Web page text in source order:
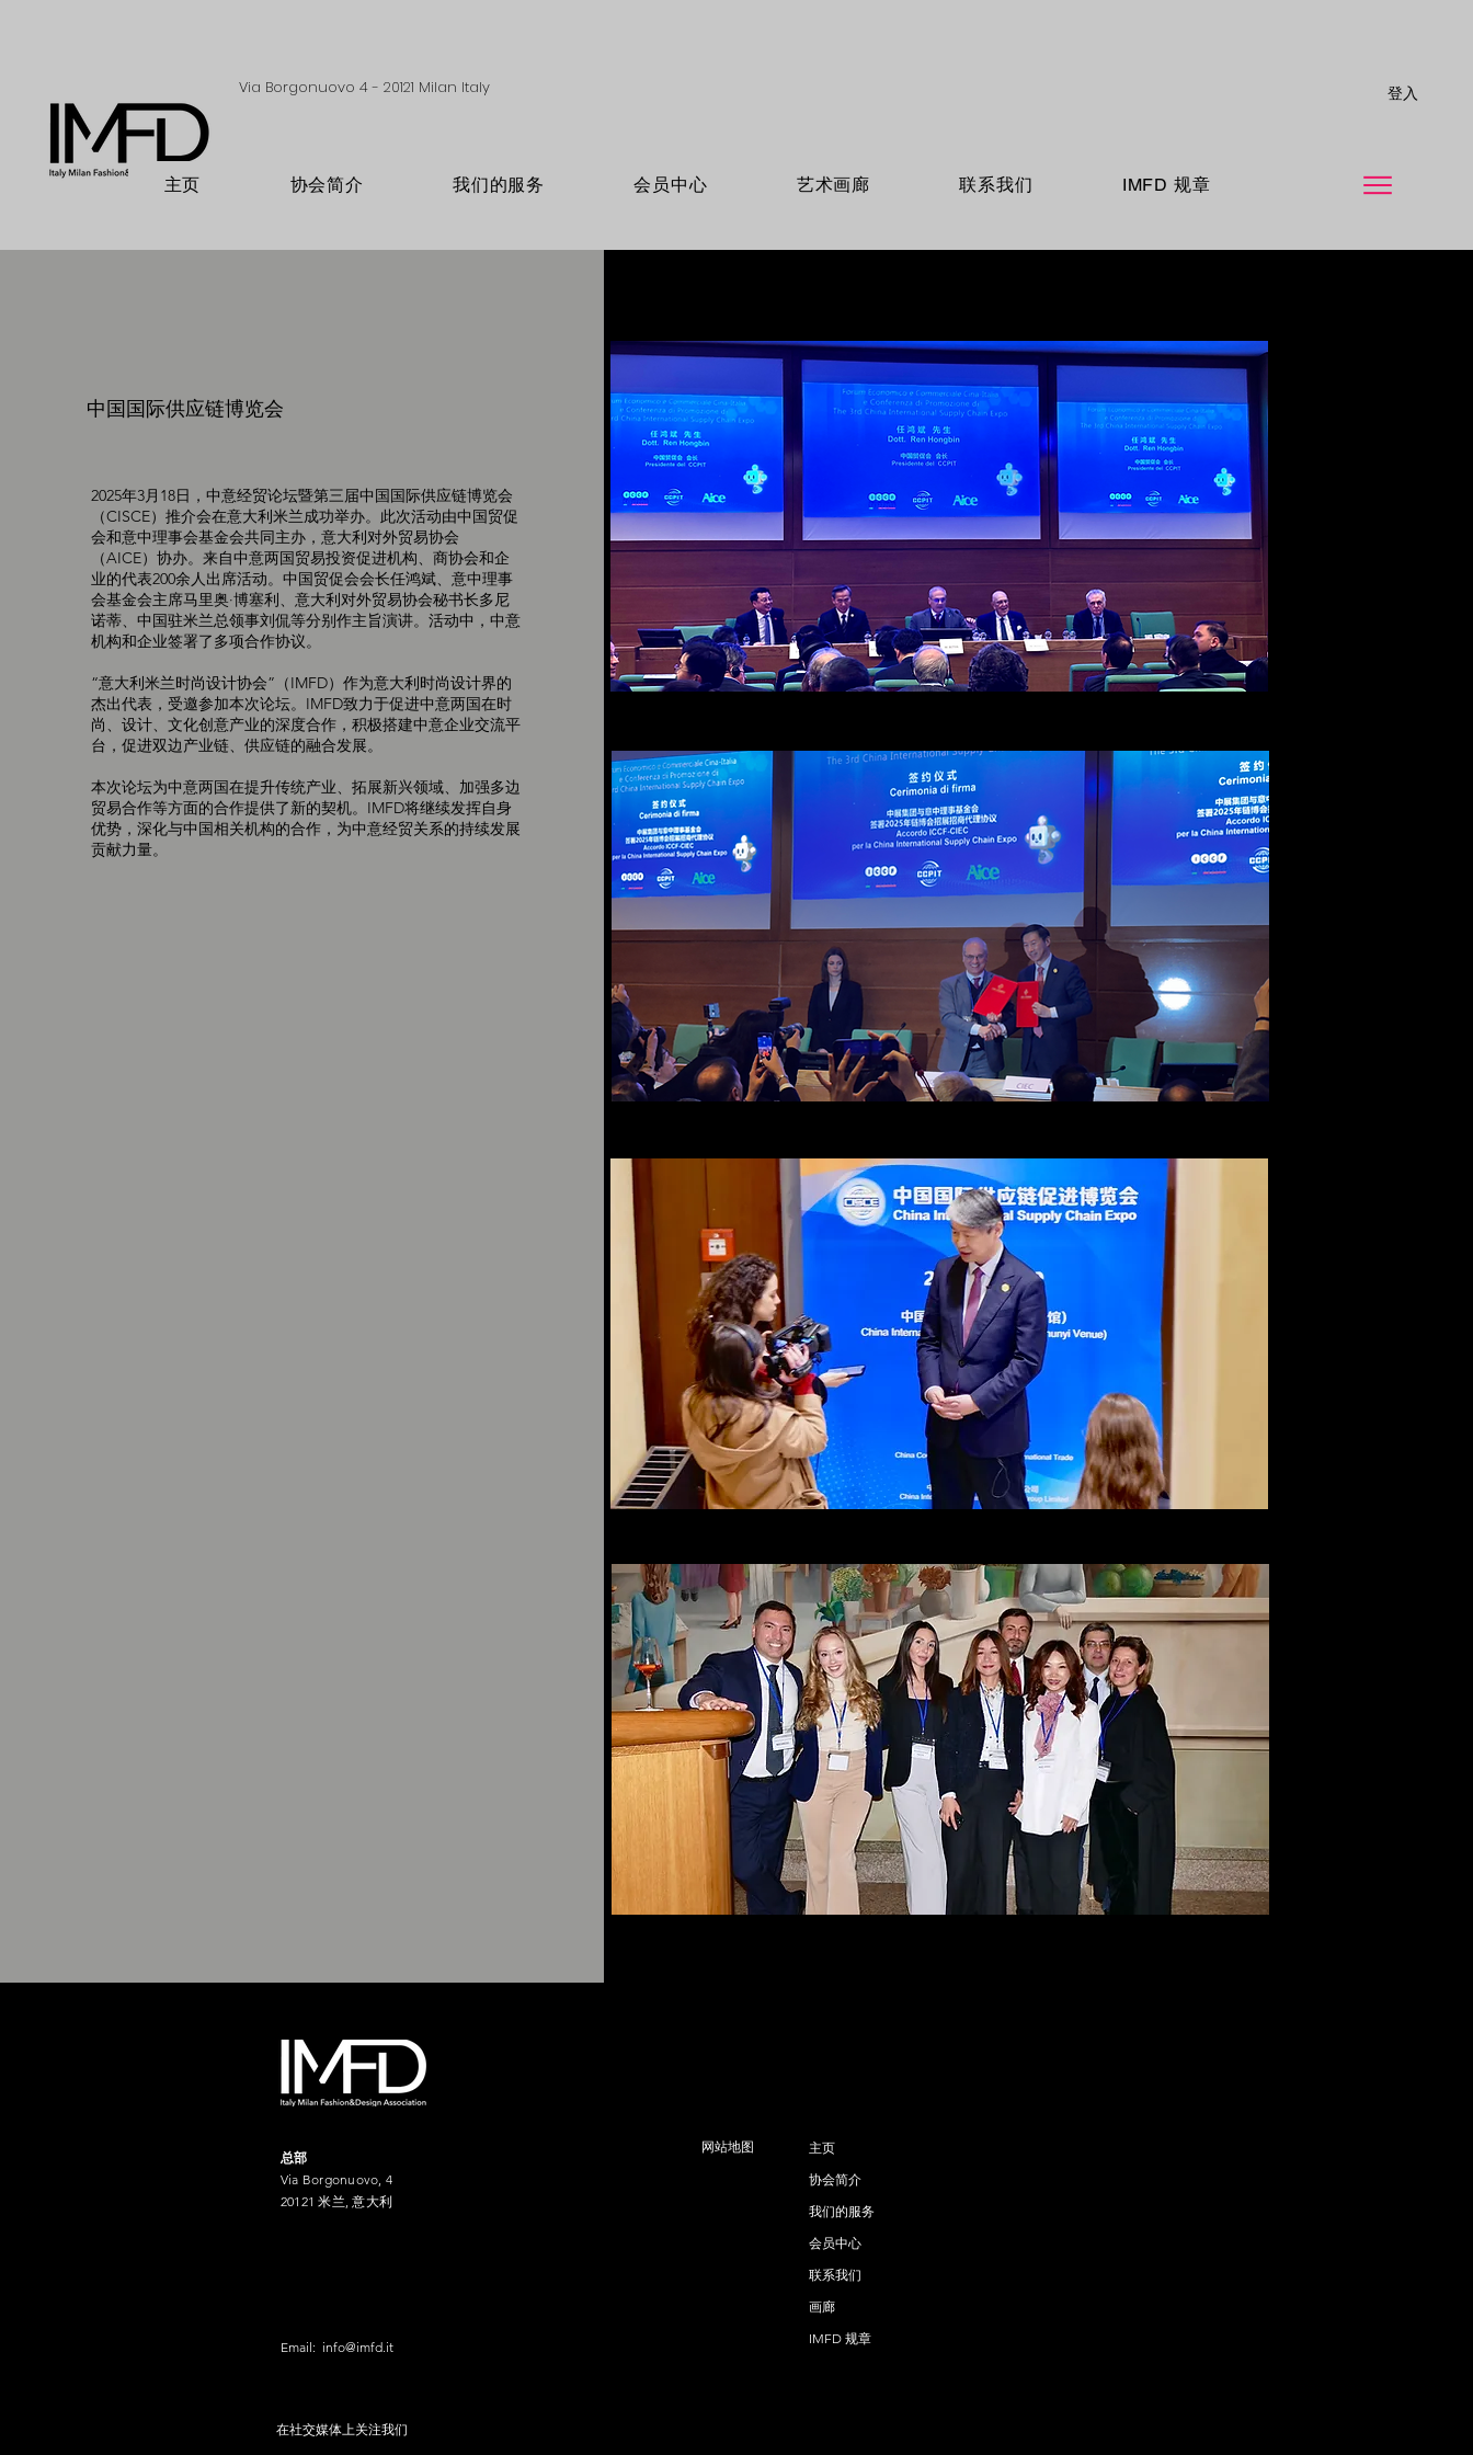
Via Borgonuovo 4 - 20121 Milan Italy
主页 协会简介 我们的服务 会员中心 艺术画廊 联系我们 IMFD 规章
登入
中国国际供应链博览会
2025年3月18日，中意经贸论坛暨第三届中国国际供应链博览会
（CISCE）推介会在意大利米兰成功举办。此次活动由中国贸促
会和意中理事会基金会共同主办，意大利对外贸易协会
（AICE）协办。来自中意两国贸易投资促进机构、商协会和企
业的代表200余人出席活动。中国贸促会会长任鸿斌、意中理事
会基金会主席马里奥·博塞利、意大利对外贸易协会秘书长多尼
诺蒂、中国驻米兰总领事刘侃等分别作主旨演讲。活动中，中意
机构和企业签署了多项合作协议。
“意大利米兰时尚设计协会”（IMFD）作为意大利时尚设计界的
杰出代表，受邀参加本次论坛。IMFD致力于促进中意两国在时
尚、设计、文化创意产业的深度合作，积极搭建中意企业交流平
台，促进双边产业链、供应链的融合发展。
本次论坛为中意两国在提升传统产业、拓展新兴领域、加强多边
贸易合作等方面的合作提供了新的契机。IMFD将继续发挥自身
优势，深化与中国相关机构的合作，为中意经贸关系的持续发展
贡献力量。
总部
Via Borgonuovo, 4
20121 米兰, 意大利
Email: info@imfd.it
网站地图
主页
协会简介
我们的服务
会员中心
联系我们
画廊
IMFD 规章
在社交媒体上关注我们